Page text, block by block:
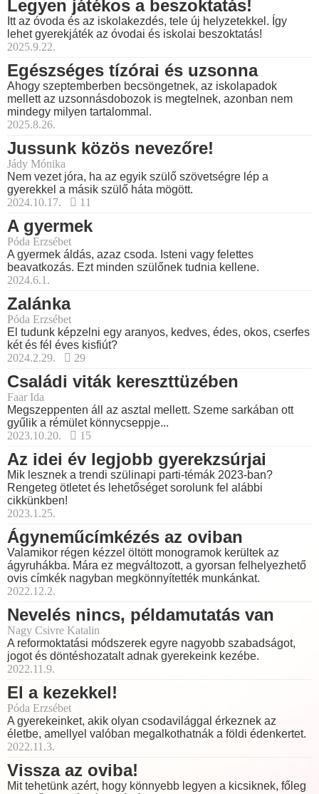
Legyen játékos a beszoktatás!
Itt az óvoda és az iskolakezdés, tele új helyzetekkel. Így
lehet gyerekjáték az óvodai és iskolai beszoktatás!
2025.9.22.
Egészséges tízórai és uzsonna
Ahogy szeptemberben becsöngetnek, az iskolapadok
mellett az uzsonnásdobozok is megtelnek, azonban nem
mindegy milyen tartalommal.
2025.8.26.
Jussunk közös nevezőre!
Jády Mónika
Nem vezet jóra, ha az egyik szülő szövetségre lép a
gyerekkel a másik szülő háta mögött.
2024.10.17.
11
A gyermek
Póda Erzsébet
A gyermek áldás, azaz csoda. Isteni vagy felettes
beavatkozás. Ezt minden szülőnek tudnia kellene.
2024.6.1.
Zalánka
Póda Erzsébet
El tudunk képzelni egy aranyos, kedves, édes, okos, cserfes
két és fél éves kisfiút?
2024.2.29.
29
Családi viták kereszttüzében
Faar Ida
Megszeppenten áll az asztal mellett. Szeme sarkában ott
gyűlik a rémület könnycseppje...
2023.10.20.
15
Az idei év legjobb gyerekzsúrjai
Mik lesznek a trendi szülinapi parti-témák 2023-ban?
Rengeteg ötletet és lehetőséget sorolunk fel alábbi
cikkünkben!
2023.1.25.
Ágyneműcímkézés az oviban
Valamikor régen kézzel öltött monogramok kerültek az
ágyruhákba. Mára ez megváltozott, a gyorsan felhelyezhető
ovis címkék nagyban megkönnyítették munkánkat.
2022.12.2.
Nevelés nincs, példamutatás van
Nagy Csivre Katalin
A reformoktatási módszerek egyre nagyobb szabadságot,
jogot és döntéshozatalt adnak gyerekeink kezébe.
2022.11.9.
El a kezekkel!
Póda Erzsébet
A gyerekeinket, akik olyan csodavilággal érkeznek az
életbe, amellyel valóban megalkothatnák a földi édenkertet.
2022.11.3.
Vissza az oviba!
Mit tehetünk azért, hogy könnyebb legyen a kicsiknek, főleg